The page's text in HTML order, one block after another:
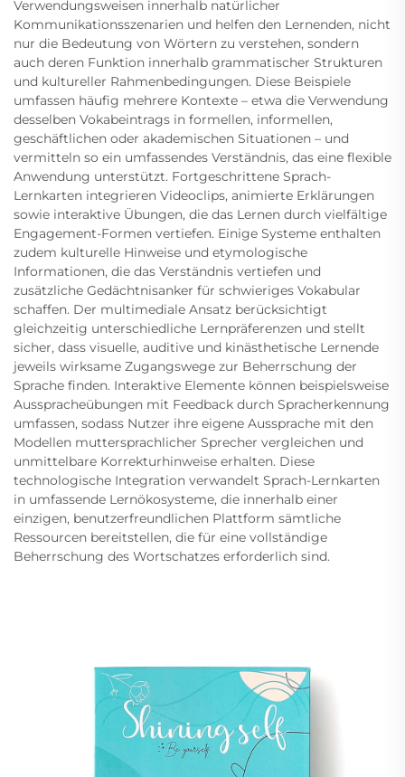
Verwendungsweisen innerhalb natürlicher
Kommunikationsszenarien und helfen den Lernenden, nicht
nur die Bedeutung von Wörtern zu verstehen, sondern
auch deren Funktion innerhalb grammatischer Strukturen
und kultureller Rahmenbedingungen. Diese Beispiele
umfassen häufig mehrere Kontexte – etwa die Verwendung
desselben Vokabeintrags in formellen, informellen,
geschäftlichen oder akademischen Situationen – und
vermitteln so ein umfassendes Verständnis, das eine flexible
Anwendung unterstützt. Fortgeschrittene Sprach-
Lernkarten integrieren Videoclips, animierte Erklärungen
sowie interaktive Übungen, die das Lernen durch vielfältige
Engagement-Formen vertiefen. Einige Systeme enthalten
zudem kulturelle Hinweise und etymologische
Informationen, die das Verständnis vertiefen und
zusätzliche Gedächtnisanker für schwieriges Vokabular
schaffen. Der multimediale Ansatz berücksichtigt
gleichzeitig unterschiedliche Lernpräferenzen und stellt
sicher, dass visuelle, auditive und kinästhetische Lernende
jeweils wirksame Zugangswege zur Beherrschung der
Sprache finden. Interaktive Elemente können beispielsweise
Ausspracheübungen mit Feedback durch Spracherkennung
umfassen, sodass Nutzer ihre eigene Aussprache mit den
Modellen muttersprachlicher Sprecher vergleichen und
unmittelbare Korrekturhinweise erhalten. Diese
technologische Integration verwandelt Sprach-Lernkarten
in umfassende Lernökosysteme, die innerhalb einer
einzigen, benutzerfreundlichen Plattform sämtliche
Ressourcen bereitstellen, die für eine vollständige
Beherrschung des Wortschatzes erforderlich sind.